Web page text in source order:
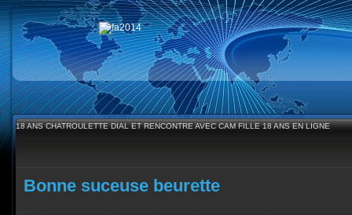
18 ANS CHATROULETTE DIAL ET RENCONTRE AVEC CAM FILLE 18 ANS EN LIGNE
Bonne suceuse beurette